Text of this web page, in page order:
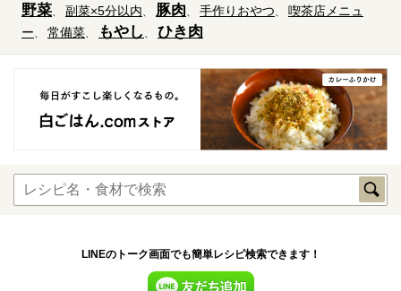
野菜
副菜×5分以内 豚肉 手作りおやつ
喫茶店メニュ
ー
常備菜 もやし ひき肉
LINEのトーク画面でも簡単レシピ検索できます！